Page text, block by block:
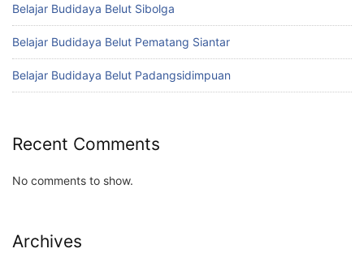
Belajar Budidaya Belut Sibolga
Belajar Budidaya Belut Pematang Siantar
Belajar Budidaya Belut Padangsidimpuan
Recent Comments
No comments to show.
Archives